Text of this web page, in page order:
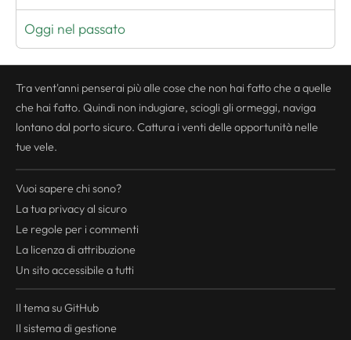
Oggi nel passato
Tra vent'anni penserai più alle cose che non hai fatto che a quelle
che hai fatto. Quindi non indugiare, sciogli gli ormeggi, naviga
lontano dal porto sicuro. Cattura i venti delle opportunità nelle
tue vele.
Vuoi sapere chi sono?
La tua privacyal sicuro
Le regole per i commenti
La licenza di attribuzione
Un sito accessibile a tutti
Il tema su GitHub
Il sistema di gestione